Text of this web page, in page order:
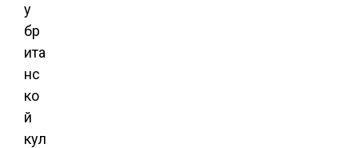
у
бр
ита
нс
ко
й
кул